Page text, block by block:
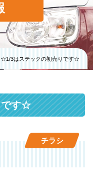
3はステックの初売りです☆
です☆
チラシ